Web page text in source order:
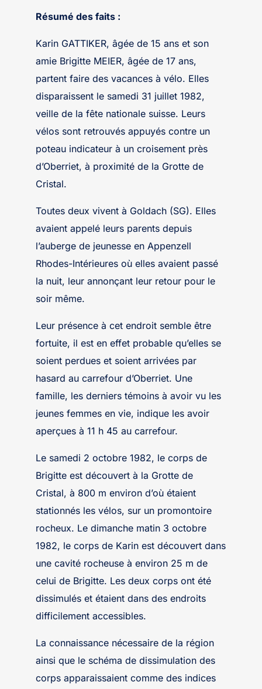
Résumé des faits :
Karin GATTIKER, âgée de 15 ans et son
amie Brigitte MEIER, âgée de 17 ans,
partent faire des vacances à vélo. Elles
disparaissent le samedi 31 juillet 1982,
veille de la fête nationale suisse. Leurs
vélos sont retrouvés appuyés contre un
poteau indicateur à un croisement près
d’Oberriet, à proximité de la Grotte de
Cristal.
Toutes deux vivent à Goldach (SG). Elles
avaient appelé leurs parents depuis
l’auberge de jeunesse en Appenzell
Rhodes-Intérieures où elles avaient passé
la nuit, leur annonçant leur retour pour le
soir même.
Leur présence à cet endroit semble être
fortuite, il est en effet probable qu’elles se
soient perdues et soient arrivées par
hasard au carrefour d’Oberriet. Une
famille, les derniers témoins à avoir vu les
jeunes femmes en vie, indique les avoir
aperçues à 11 h 45 au carrefour.
Le samedi 2 octobre 1982, le corps de
Brigitte est découvert à la Grotte de
Cristal, à 800 m environ d’où étaient
stationnés les vélos, sur un promontoire
rocheux. Le dimanche matin 3 octobre
1982, le corps de Karin est découvert dans
une cavité rocheuse à environ 25 m de
celui de Brigitte. Les deux corps ont été
dissimulés et étaient dans des endroits
difficilement accessibles.
La connaissance nécessaire de la région
ainsi que le schéma de dissimulation des
corps apparaissaient comme des indices